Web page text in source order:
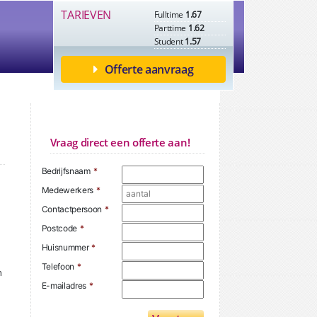
TARIEVEN Fulltime 1.67
Parttime 1.62
Student1.57
Offerte aanvraag
Vraag direct een offerte aan!
Bedrijfsnaam *
Medewerkers *
Contactpersoon *
Postcode *
Huisnummer *
Telefoon *
E-mailadres *